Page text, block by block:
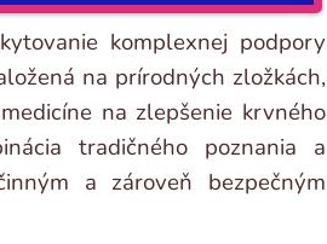
komplexnej podpory
na prírodných zložkách,
na zlepšenie krvného
tradičného poznania a
a zároveň bezpečným